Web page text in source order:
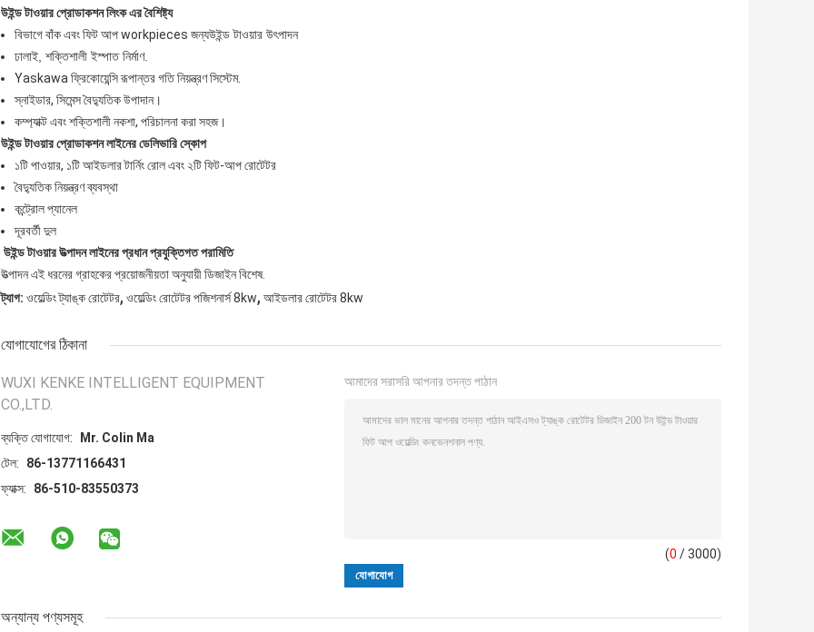
উইন্ড টাওয়ার প্রোডাকশন লিংক এর বৈশিষ্ট্য
বিভাগে বাঁক এবং ফিট আপ workpieces জন্যউইন্ড টাওয়ার উৎপাদন
ঢালাই, শক্তিশালী ইস্পাত নির্মাণ.
Yaskawa ফ্রিকোয়েন্সি রূপান্তর গতি নিয়ন্ত্রণ সিস্টেম.
স্নাইডার, সিমেন্স বৈদ্যুতিক উপাদান।
কম্প্যাক্ট এবং শক্তিশালী নকশা, পরিচালনা করা সহজ।
উইন্ড টাওয়ার প্রোডাকশন লাইনের ডেলিভারি স্কোপ
১টি পাওয়ার, ১টি আইডলার টার্নিং রোল এবং ২টি ফিট-আপ রোটেটর
বৈদ্যুতিক নিয়ন্ত্রণ ব্যবস্থা
কন্ট্রোল প্যানেল
দূরবর্তী দুল
উইন্ড টাওয়ার উত্পাদন লাইনের প্রধান প্রযুক্তিগত পরামিতি
উত্পাদন এই ধরনের গ্রাহকের প্রয়োজনীয়তা অনুযায়ী ডিজাইন বিশেষ.
ট্যাগ: ওয়েল্ডিং ট্যাঙ্ক রোটেটর, ওয়েল্ডিং রোটেটর পজিশনার্স 8kw, আইডলার রোটেটর 8kw
যোগাযোগের ঠিকানা
WUXI KENKE INTELLIGENT EQUIPMENT
CO.,LTD.
ব্যক্তি যোগাযোগ:
Mr. Colin Ma
টেল:
86-13771166431
ফ্যাক্স:
86-510-83550373
আমাদের সরাসরি আপনার তদন্ত পাঠান
(0 / 3000)
অন্যান্য পণ্যসমূহ